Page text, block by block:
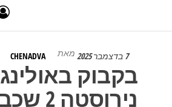
7 בדצמבר 2025 מאת CHENADVA
בקבוק באולינג